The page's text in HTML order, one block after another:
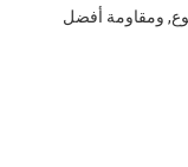
ومقاومة أفضل